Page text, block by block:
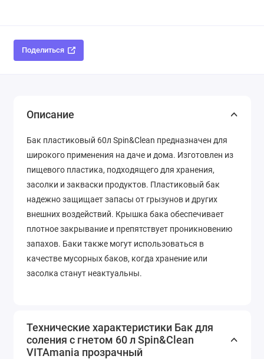
Поделиться
Описание
Бак пластиковый 60л Spin&Clean предназначен для
широкого применения на даче и дома. Изготовлен из
пищевого пластика, подходящего для хранения,
засолки и закваски продуктов. Пластиковый бак
надежно защищает запасы от грызунов и других
внешних воздействий. Крышка бака обеспечивает
плотное закрывание и препятствует проникновению
запахов. Баки также могут использоваться в
качестве мусорных баков, когда хранение или
засолка станут неактуальны.
Технические характеристики Бак для
соления с гнетом 60 л Spin&Clean
VITAmania прозрачный